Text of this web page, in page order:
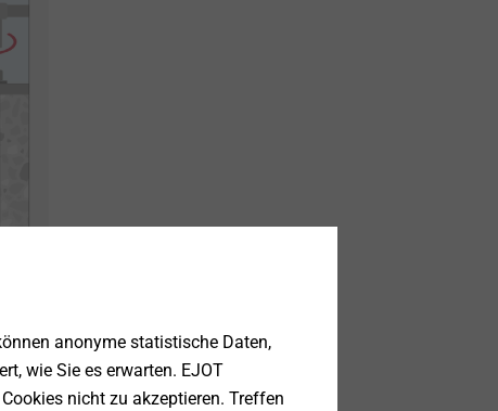
den
anonyme statistische Daten,
wie Sie es erwarten. EJOT
nicht zu akzeptieren. Treffen